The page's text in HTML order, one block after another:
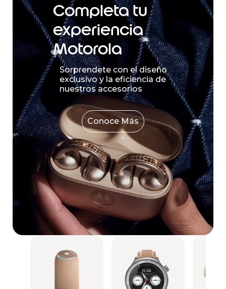
Completa tu
experiencia
Motorola
Sorprendete con el diseño
exclusivo y la eficiencia de
nuestros accesorios
Conoce Más